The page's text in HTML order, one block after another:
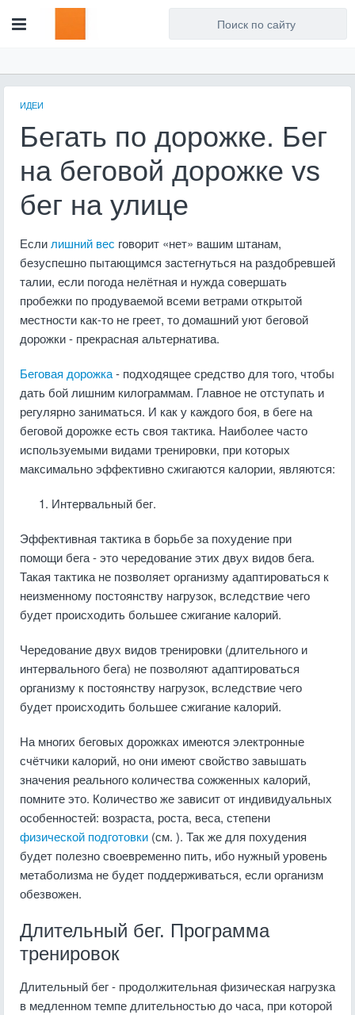
ИДЕИ
Бегать по дорожке. Бег
на беговой дорожке vs
бег на улице
Если лишний вес говорит «нет» вашим штанам,
безуспешно пытающимся застегнуться на раздобревшей
талии, если погода нелётная и нужда совершать
пробежки по продуваемой всеми ветрами открытой
местности как-то не греет, то домашний уют беговой
дорожки - прекрасная альтернатива.
Беговая дорожка- подходящее средство для того, чтобы
дать бой лишним килограммам. Главное не отступать и
регулярно заниматься. И как у каждого боя, в беге на
беговой дорожке есть своя тактика. Наиболее часто
используемыми видами тренировки, при которых
максимально эффективно сжигаются калории, являются:
Интервальный бег.
Эффективная тактика в борьбе за похудение при
помощи бега - это чередование этих двух видов бега.
Такая тактика не позволяет организму адаптироваться к
неизменному постоянству нагрузок, вследствие чего
будет происходить большее сжигание калорий.
Чередование двух видов тренировки (длительного и
интервального бега) не позволяют адаптироваться
организму к постоянству нагрузок, вследствие чего
будет происходить большее сжигание калорий.
На многих беговых дорожках имеются электронные
счётчики калорий, но они имеют свойство завышать
значения реального количества сожженных калорий,
помните это. Количество же зависит от индивидуальных
особенностей: возраста, роста, веса, степени
физической подготовки (см. ). Так же для похудения
будет полезно своевременно пить, ибо нужный уровень
метаболизма не будет поддерживаться, если организм
обезвожен.
Длительный бег. Программа
тренировок
Длительный бег - продолжительная физическая нагрузка
в медленном темпе длительностью до часа, при которой
Для любых предложений по
сайту: artist71@cp9.ru